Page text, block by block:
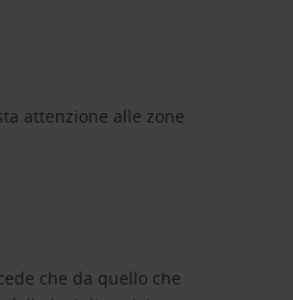
attenzione alle zone
che da quello che